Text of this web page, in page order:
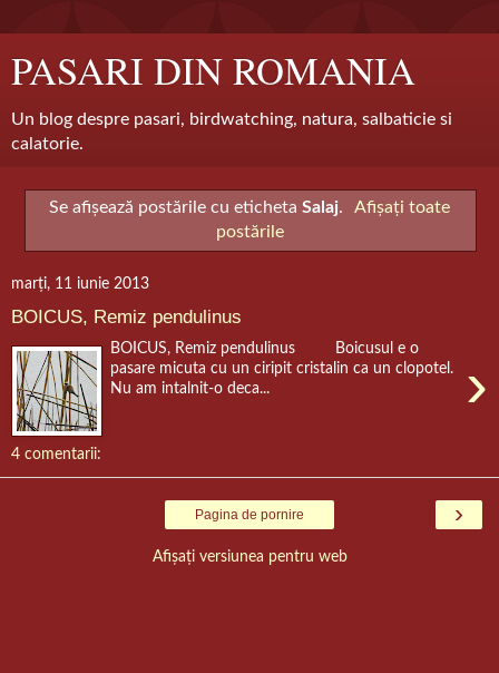
PASARI DIN ROMANIA
Un blog despre pasari, birdwatching, natura, salbaticie si
calatorie.
Se afișează postările cu eticheta Salaj.
Afișați toate
postările
marți, 11 iunie 2013
BOICUS, Remiz pendulinus
›
BOICUS, Remiz pendulinus Boicusul e o
pasare micuta cu un ciripit cristalin ca un clopotel.
Nu am intalnit-o deca...
4 comentarii:
›
Pagina de pornire
Afișați versiunea pentru web